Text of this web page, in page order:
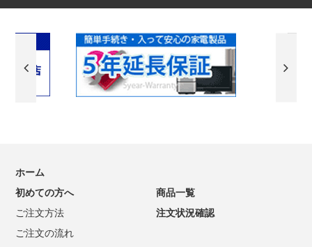
ホーム
初めての方へ
ご注文方法
ご注文の流れ
商品一覧
注文状況確認